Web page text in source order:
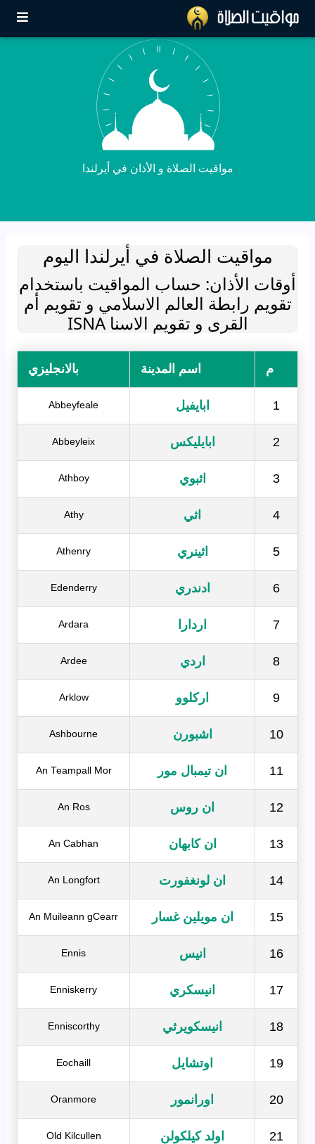
مواقيت الصلاة و الأذان في أيرلندا
مواقيت الصلاة في أيرلندا اليوم
أوقات الأذان: حساب المواقيت باستخدام
تقويم رابطة العالم الاسلامي و تقويم أم
القرى و تقويم الاسنا ISNA
م اسم المدينة بالانجليزي
1 ابايفيل Abbeyfeale
2 ابايليكس Abbeyleix
3 اثبوي Athboy
4 اثي Athy
5 اثينري Athenry
6 ادندري Edenderry
7 اردارا Ardara
8 اردي Ardee
9 اركلوو Arklow
10 اشبورن Ashbourne
11 ان تيمبال مور An Teampall Mor
12 ان روس An Ros
13 ان كابهان An Cabhan
14 ان لونغفورت An Longfort
15 ان مويلين غسار An Muileann gCearr
16 انيس Ennis
17 انيسكري Enniskerry
18 انيسكويرثي Enniscorthy
19 اوتشايل Eochaill
20 اورانمور Oranmore
21 اولد كيلكولن Old Kilcullen